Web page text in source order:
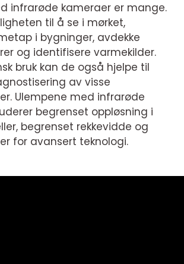
infrarøde kameraer er mange.
til å se i mørket,
i bygninger, avdekke
og identifisere varmekilder.
bruk kan de også hjelpe til
av visse
Ulempene med infrarøde
begrenset oppløsning i
begrenset rekkevidde og
for avansert teknologi.